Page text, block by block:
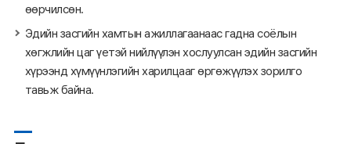
өөрчилсөн.
Эдийн засгийн хамтын ажиллагаанаас гадна соёлын
хөгжлийн цаг үетэй нийлүүлэн хослуулсан эдийн засгийн
хүрээнд хүмүүнлэгийн харилцааг өргөжүүлэх зорилго
тавьж байна.